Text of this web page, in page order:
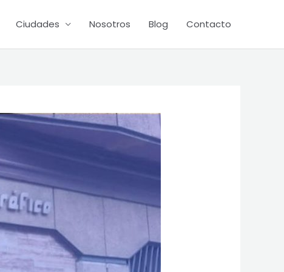
Ciudades Nosotros Blog Contacto